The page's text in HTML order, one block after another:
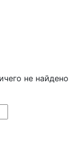
не найдено